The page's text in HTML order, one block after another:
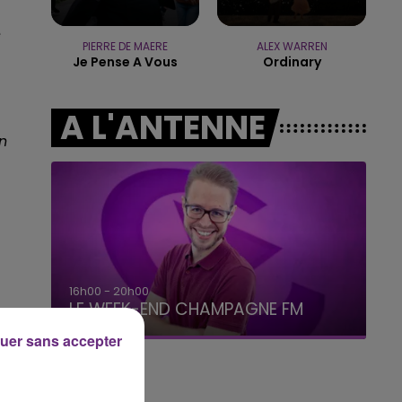
7h00 - 12h00
LE WEEK-END CHAMPAGNE FM
PIERRE DE MAERE
Je Pense A Vous
ALEX WARREN
Ordinary
A L'ANTENNE
16h00 - 20h00
LE WEEK-END CHAMPAGNE FM
sans accepter